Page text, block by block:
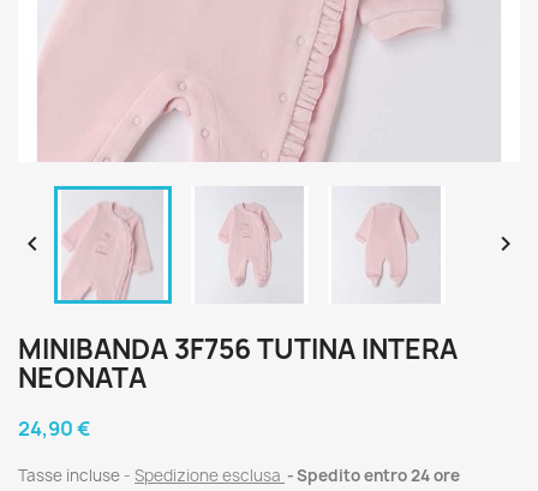
 
MINIBANDA 3F756 TUTINA INTERA
NEONATA
24,90 €
Tasse incluse Spedizione esclusa Spedito entro 24 ore